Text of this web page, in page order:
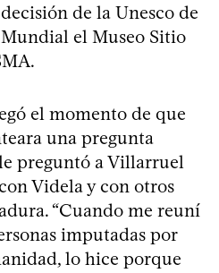
de la Unesco de
el Museo Sitio
el momento de que
una pregunta
preguntó a Villarruel
Videla y con otros
“Cuando me reuní
imputadas por
lo hice porque